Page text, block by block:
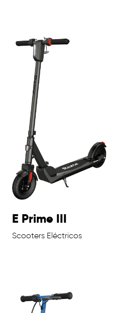
E Prime III
Scooters Eléctricos